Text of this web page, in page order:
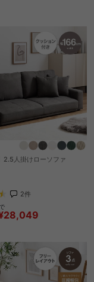
2.5人掛けローソファ
2件